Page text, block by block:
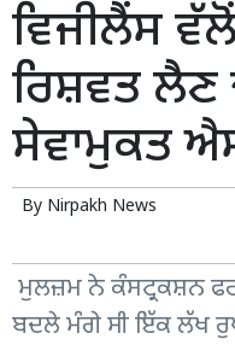
ਵਿਜੀਲੈਂਸ
ਰਿਸ਼ਵਤ
ਸੇਵਾਮੁਕਤ
By Nirpakh News
ਮੁਲਜ਼ਮ ਨੇ ਕੰਸਟ੍ਰਕਸ਼ਨ
ਬਦਲੇ ਮੰਗੇ ਸੀ ਇੱਕ ਲੱਖ